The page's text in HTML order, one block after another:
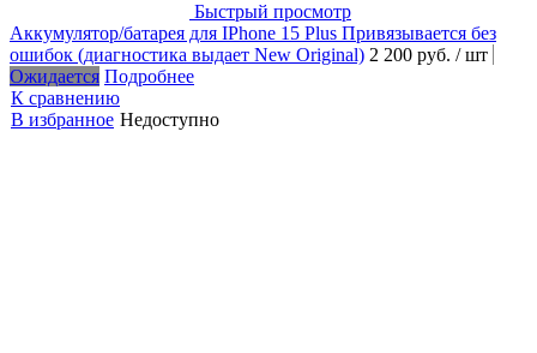
Быстрый просмотр
Аккумулятор/батарея для IPhone 15 Plus Привязывается без
ошибок (диагностика выдает New Original) 2 200 руб. / шт
Ожидается Подробнее
К сравнению
В избранное Недоступно